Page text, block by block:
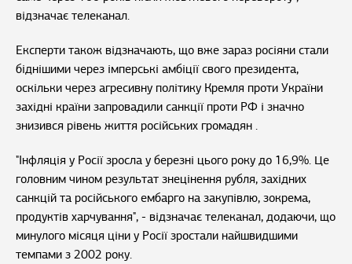
відзначає телеканал.
Експерти також відзначають, що вже зараз росіяни стали
біднішими через імперські амбіції свого президента,
оскільки через агресивну політику Кремля проти України
західні країни запровадили санкції проти РФ і значно
знизився рівень життя російських громадян .
"Інфляція у Росії зросла у березні цього року до 16,9%. Це
головним чином результат знецінення рубля, західних
санкцій та російського ембарго на закупівлю, зокрема,
продуктів харчування", - відзначає телеканал, додаючи, що
минулого місяця ціни у Росії зростали найшвидшими
темпами з 2002 року.